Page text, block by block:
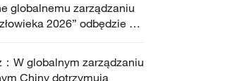
globalnemu zarządzaniu
2026” odbędzie się
W globalnym zarządzaniu
Chiny dotrzymują